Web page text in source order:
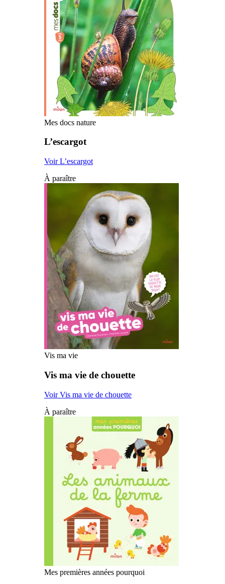
Mes docs nature
L’escargot
Voir L’escargot
À paraître
Vis ma vie
Vis ma vie de chouette
Voir Vis ma vie de chouette
À paraître
Mes premières années pourquoi